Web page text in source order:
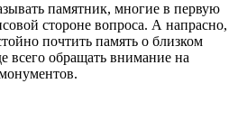
памятник, многие в первую
стороне вопроса. А напрасно,
почтить память о близком
всего обращать внимание на